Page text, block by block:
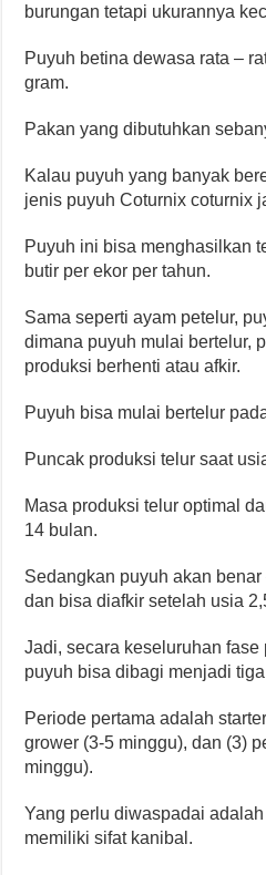
burungan tetapi ukurannya
Puyuh betina dewasa rata –
gram.
Pakan yang dibutuhkan
Kalau puyuh yang banyak
jenis puyuh Coturnix coturnix
Puyuh ini bisa menghasilkan
butir per ekor per tahun.
Sama seperti ayam petelur,
dimana puyuh mulai bertelur,
produksi berhenti atau afkir.
Puyuh bisa mulai bertelur
Puncak produksi telur saat
Masa produksi telur optimal
14 bulan.
Sedangkan puyuh akan
dan bisa diafkir setelah usia
Jadi, secara keseluruhan fase
puyuh bisa dibagi menjadi
Periode pertama adalah
grower (3-5 minggu), dan (3)
minggu).
Yang perlu diwaspadai
memiliki sifat kanibal.